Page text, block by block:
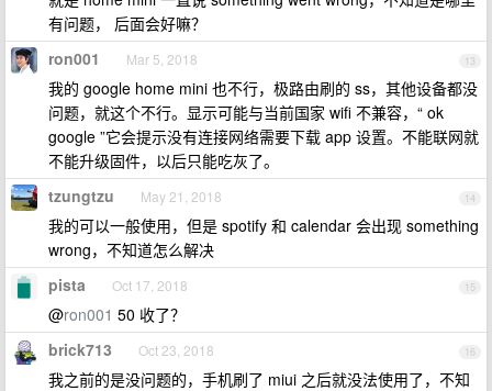
有问题， 后面会好嘛？
13
ron001 Mar 5, 2018
我的 google home mini 也不行，极路由刷的 ss，其他设备都没
问题，就这个不行。显示可能与当前国家 wifi 不兼容，“ ok
google ”它会提示没有连接网络需要下载 app 设置。不能联网就
不能升级固件，以后只能吃灰了。
14
tzungtzu May 21, 2018
我的可以一般使用，但是 spotify 和 calendar 会出现 something
wrong，不知道怎么解决
15
pista Oct 17, 2018
@ron001 50 收了？
16
brick713 Oct 23, 2018
我之前的是没问题的，手机刷了 miui 之后就没法使用了，不知